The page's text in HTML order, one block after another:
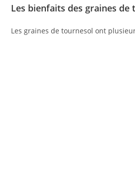
Les bienfaits des graines de
Les graines de tournesol ont